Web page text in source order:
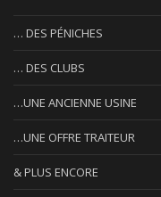
… DES PÉNICHES
… DES CLUBS
…UNE ANCIENNE USINE
…UNE OFFRE TRAITEUR
& PLUS ENCORE